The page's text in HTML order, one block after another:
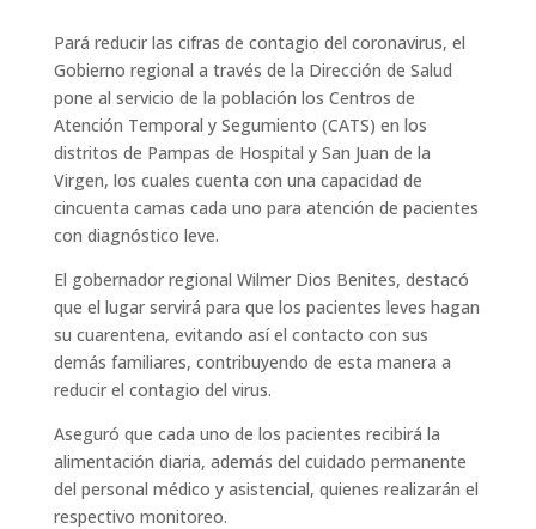
Pará reducir las cifras de contagio del coronavirus, el
Gobierno regional a través de la Dirección de Salud
pone al servicio de la población los Centros de
Atención Temporal y Segumiento (CATS) en los
distritos de Pampas de Hospital y San Juan de la
Virgen, los cuales cuenta con una capacidad de
cincuenta camas cada uno para atención de pacientes
con diagnóstico leve.
El gobernador regional Wilmer Dios Benites, destacó
que el lugar servirá para que los pacientes leves hagan
su cuarentena, evitando así el contacto con sus
demás familiares, contribuyendo de esta manera a
reducir el contagio del virus.
Aseguró que cada uno de los pacientes recibirá la
alimentación diaria, además del cuidado permanente
del personal médico y asistencial, quienes realizarán el
respectivo monitoreo.